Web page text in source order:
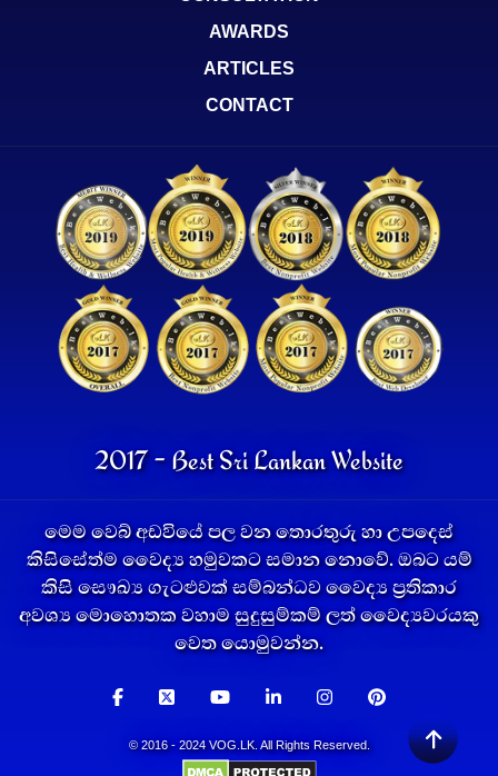
AWARDS
ARTICLES
CONTACT
2017 - Best Sri Lankan Website
මෙම වෙබ් අඩවියේ පල වන තොරතුරු හා උපදෙස්
කිසිසේත්ම වෛද්‍ය හමුවකට සමාන නොවේ. ඔබට යම්
කිසි සෞඛ්‍ය ගැටළුවක් සම්බන්ධව වෛද්‍ය ප්‍රතිකාර
අවශ්‍ය මොහොතක වහාම සුදුසුම්කම් ලත් වෛද්‍යවරයකු
වෙත යොමුවන්න.
© 2016 - 2024 VOG.LK. All Rights Reserved.